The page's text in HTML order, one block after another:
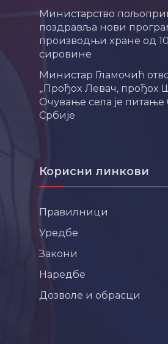
Министарство
поздравља нови
производњи хране од
сировине
Министар Гламочић
„Прођох Левач, прођох
Очување села је питање
Србије
Корисни линкови
Правилници
Уредбе
Закони
Наредбе
Дозволе и обрасци